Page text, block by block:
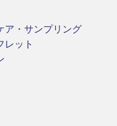
ア・サンプリング
レット